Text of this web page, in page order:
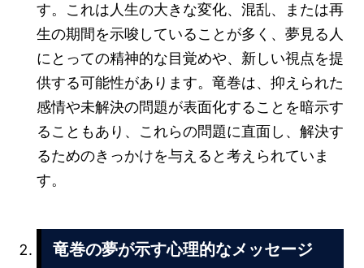
す。これは人生の大きな変化、混乱、または再
生の期間を示唆していることが多く、夢見る人
にとっての精神的な目覚めや、新しい視点を提
供する可能性があります。竜巻は、抑えられた
感情や未解決の問題が表面化することを暗示す
ることもあり、これらの問題に直面し、解決す
るためのきっかけを与えると考えられていま
す。
竜巻の夢が示す心理的なメッセージ